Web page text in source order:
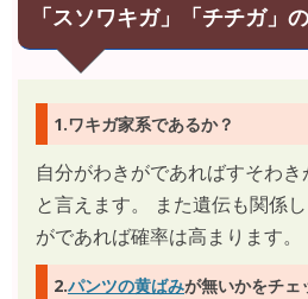
「スソワキガ」「チチガ」
1.ワキガ家系であるか？
自分がわきがであればすそわ
と言えます。 また遺伝も関係
がであれば確率は高まります。
2.パンツの黄ばみが無いかをチェ